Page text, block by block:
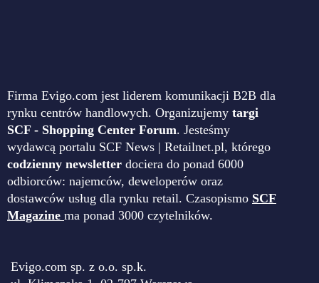
Firma Evigo.com jest liderem komunikacji B2B dla
rynku centrów handlowych. Organizujemy targi
SCF - Shopping Center Forum. Jesteśmy
wydawcą portalu SCF News | Retailnet.pl, którego
codzienny newsletter dociera do ponad 6000
odbiorców: najemców, deweloperów oraz
dostawców usług dla rynku retail. Czasopismo SCF
Magazine ma ponad 3000 czytelników.
Evigo.com sp. z o.o. sp.k.